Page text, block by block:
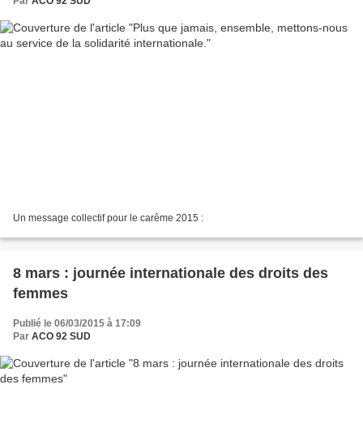
Un message collectif pour le carême 2015 :
8 mars : journée internationale des droits des
femmes
Publié le 06/03/2015 à 17:09
Par ACO 92 SUD